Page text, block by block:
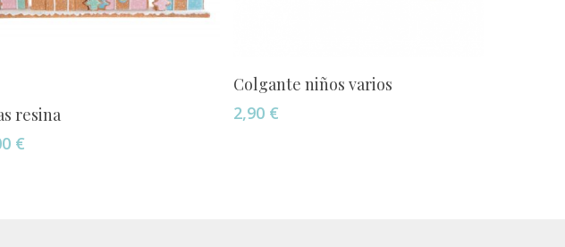
resina
€
Añadir Al Carrito
Colgante niños varios
2,90 €